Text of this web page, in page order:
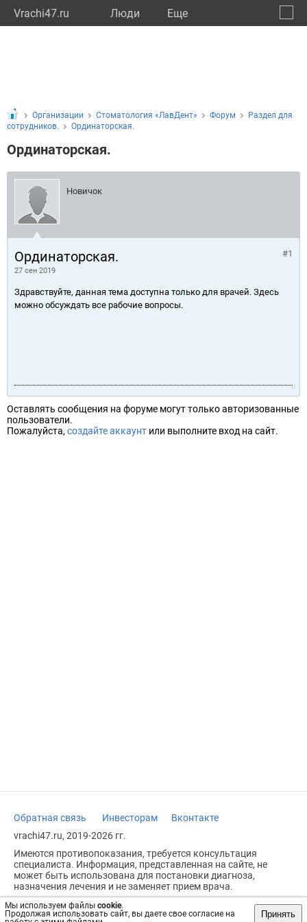
Vrachi47.ru Люди Eще
Мы используем файлы cookie.
Продолжая использовать сайт, вы даете свое согласие на
Принять
Организации Стоматология «ЛавДент» Форум
Раздел для
сотрудников.
Ординаторская.
Ординаторская.
Новичок
Ординаторская.
27 сен 2019
#1
Здравствуйте, данная тема доступна только для врачей. Здесь
можно обсуждать все рабочие вопросы.
Оставлять сообщения на форуме могут только авторизованные
пользователи.
Пожалуйста, создайте аккаунт или выполните вход на сайт.
Обратная связь Инвесторам
Вконтакте
vrachi47.ru, 2019-2026 гг.
Имеются противопоказания, требуется консультация
специалиста. Информация, представленная на сайте, не
может быть использована для постановки диагноза,
назначения лечения и не заменяет прием врача.
Возрастное ограничение: 18+